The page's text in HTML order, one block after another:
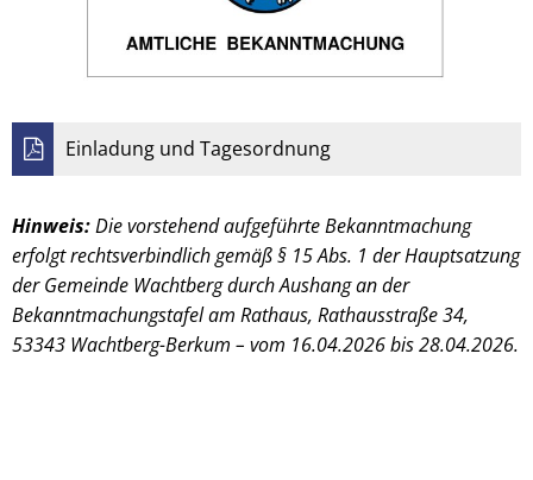
Einladung und Tagesordnung
Hinweis:Die vorstehend aufgeführte Bekanntmachung
erfolgt rechtsverbindlich gemäß § 15 Abs. 1 der Hauptsatzung
der Gemeinde Wachtberg durch Aushang an der
Bekanntmachungstafel am Rathaus, Rathausstraße 34,
53343 Wachtberg-Berkum – vom 16.04.2026 bis 28.04.2026.